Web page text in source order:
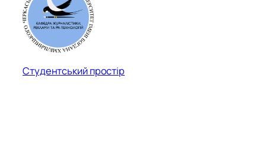
Студентський простір